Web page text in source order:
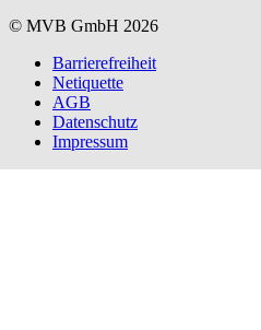
© MVB GmbH 2026
Barrierefreiheit
Netiquette
AGB
Datenschutz
Impressum